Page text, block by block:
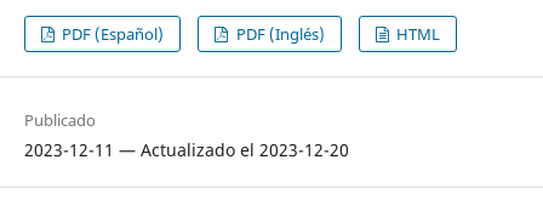
PDF (Español) PDF (Inglés) HTML
Publicado
2023-12-11 — Actualizado el 2023-12-20